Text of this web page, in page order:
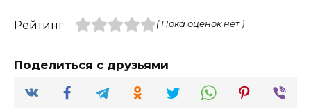
Рейтинг ( Пока оценок нет )
Поделиться с друзьями